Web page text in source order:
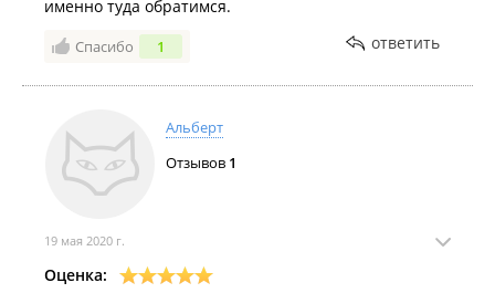
именно туда обратимся.
Спасибо 1 ответить
Альберт
Отзывов 1
19 мая 2020 г.
Оценка: